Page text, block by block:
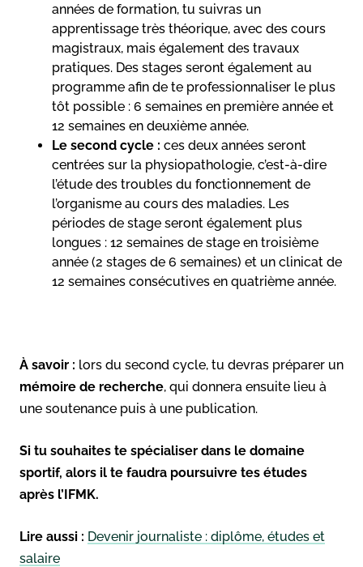
années de formation, tu suivras un
apprentissage très théorique, avec des cours
magistraux, mais également des travaux
pratiques. Des stages seront également au
programme afin de te professionnaliser le plus
tôt possible : 6 semaines en première année et
12 semaines en deuxième année.
Le second cycle : ces deux années seront
centrées sur la physiopathologie, c’est-à-dire
l’étude des troubles du fonctionnement de
l’organisme au cours des maladies. Les
périodes de stage seront également plus
longues : 12 semaines de stage en troisième
année (2 stages de 6 semaines) et un clinicat de
12 semaines consécutives en quatrième année.
À savoir : lors du second cycle, tu devras préparer un
mémoire de recherche, qui donnera ensuite lieu à
une soutenance puis à une publication.
Si tu souhaites te spécialiser dans le domaine
sportif, alors il te faudra poursuivre tes études
après l’IFMK.
Lire aussi : Devenir journaliste : diplôme, études et
salaire